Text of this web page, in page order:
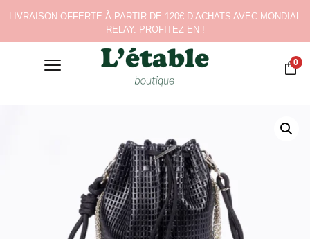
LIVRAISON OFFERTE À PARTIR DE 120€ D’ACHATS AVEC MONDIAL
RELAY. PROFITEZ-EN !
0